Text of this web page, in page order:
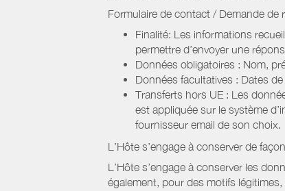
Formulaire de contact / Demande de
Finalité: Les informations
permettre d’envoyer une
Données obligatoires : Nom,
Données facultatives : Dates
Transferts hors UE : Les
est appliquée sur le système
fournisseur email de son choix.
L’Hôte s’engage à conserver de
L’Hôte s’engage à conserver les
également, pour des motifs